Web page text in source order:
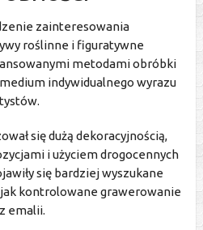
zainteresowania
roślinne i figuratywne
metodami obróbki
indywidualnego wyrazu
się dużą dekoracyjnością,
i użyciem drogocennych
się bardziej wyszukane
kontrolowane grawerowanie
emalii.